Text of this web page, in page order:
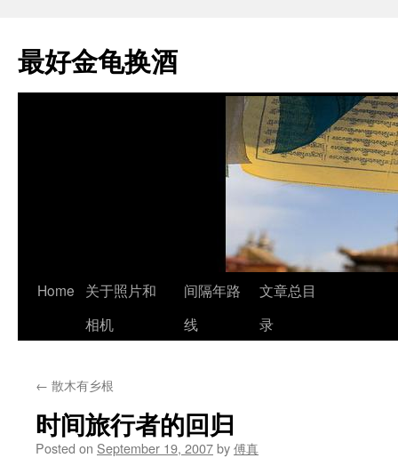
最好金龟换酒
Skip
Home
关于照片和
相机
间隔年路
线
文章总目
录
← 散木有乡根
时间旅行者的回归
Posted on September 19, 2007by傅真